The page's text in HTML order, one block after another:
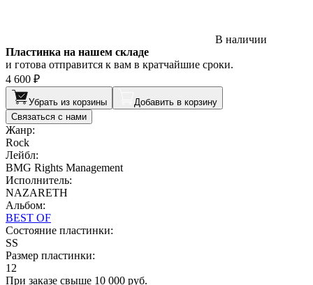
В наличии
Пластинка на нашем складе
и готова отправится к вам в кратчайшие сроки.
4 600 ₽
Убрать из корзины
Добавить в корзину
Связаться с нами
Жанр:
Rock
Лейбл:
BMG Rights Management
Исполнитель:
NAZARETH
Альбом:
BEST OF
Состояние пластинки:
SS
Размер пластинки:
12
При заказе свыше 10 000 руб.